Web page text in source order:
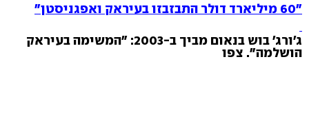
"60 מיליארד דולר התבזבזו בעיראק ואפגניסטן"
ג'ורג' בוש בנאום מביך ב-2003: "המשימה בעיראק
הושלמה". צפו